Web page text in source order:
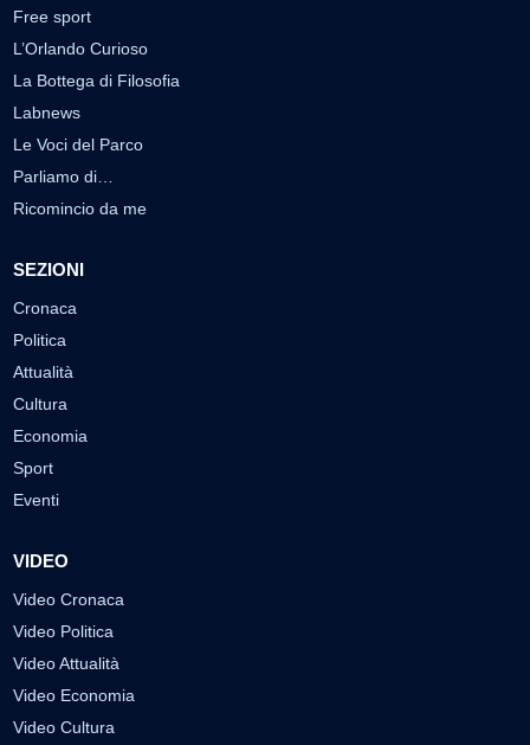
Free sport
L’Orlando Curioso
La Bottega di Filosofia
Labnews
Le Voci del Parco
Parliamo di…
Ricomincio da me
SEZIONI
Cronaca
Politica
Attualità
Cultura
Economia
Sport
Eventi
VIDEO
Video Cronaca
Video Politica
Video Attualità
Video Economia
Video Cultura